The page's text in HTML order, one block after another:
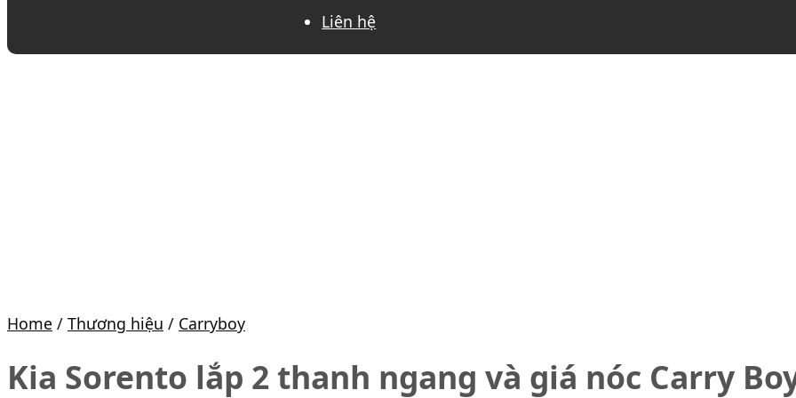
Liên hệ
Home / Thương hiệu / Carryboy
Kia Sorento lắp 2 thanh ngang và giá nóc Carry